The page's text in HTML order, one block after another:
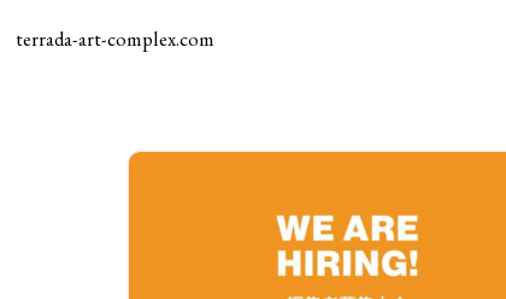
terrada-art-complex.com